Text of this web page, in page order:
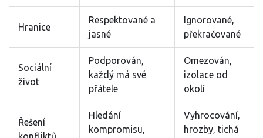
Hranice
Respektované a
jasné
Ignorované,
překračované
Sociální
život
Podporován,
každý má své
přátele
Omezován,
izolace od
okolí
Řešení
Hledání
kompromisu,
Vyhrocování,
hrozby, tichá